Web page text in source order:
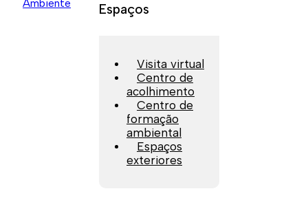
Espaços
Visita virtual
Centro de
acolhimento
Centro de
formação
ambiental
Espaços
exteriores